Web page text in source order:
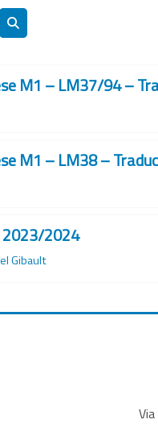
Поиск курса
M1 – LM37/94 –
M1 – LM38 –
2023/2024
Gibault